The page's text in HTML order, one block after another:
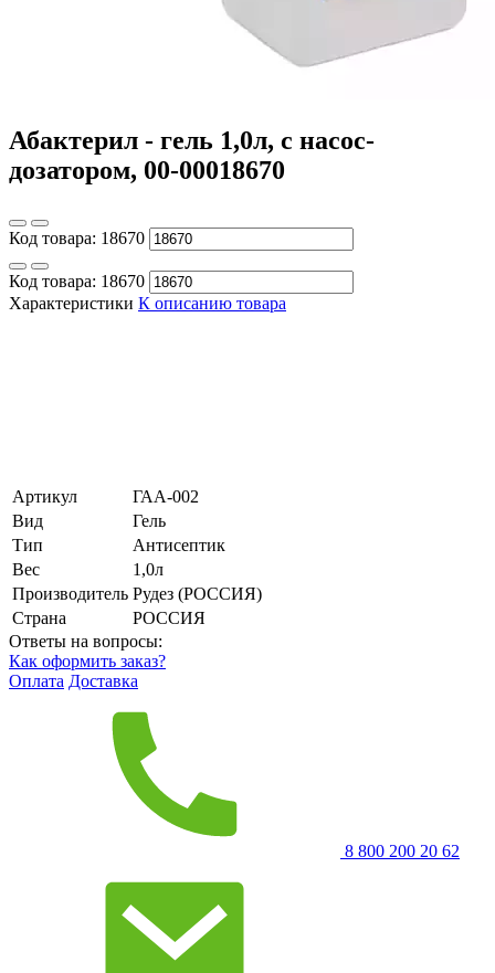
Абактерил - гель 1,0л, с насос-
дозатором, 00-00018670
Код товара: 18670
Код товара: 18670
Характеристики К описанию товара
Артикул
ГАА-002
Вид
Гель
Тип
Антисептик
Вес
1,0л
Производитель Рудез (РОССИЯ)
Страна
РОССИЯ
Ответы на вопросы:
Как оформить заказ?
Оплата Доставка
8 800 200 20 62